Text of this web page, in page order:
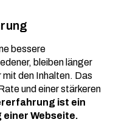
bessere
bleiben länger
den Inhalten. Das
und einer stärkeren
ist ein
Webseite.